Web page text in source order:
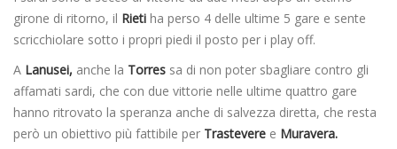
girone di ritorno, il Rieti ha perso 4 delle ultime 5 gare e sente
scricchiolare sotto i propri piedi il posto per i play off.
A Lanusei, anche la Torres sa di non poter sbagliare contro gli
affamati sardi, che con due vittorie nelle ultime quattro gare
hanno ritrovato la speranza anche di salvezza diretta, che resta
però un obiettivo più fattibile per Trastevere e Muravera.